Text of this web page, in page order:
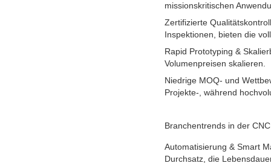
missionskritischen
Zertifizierte
Inspektionen, bieten die
Rapid Prototyping &
Volumenpreisen skalieren.
Niedrige MOQ- und
Projekte-, während
Branchentrends in der
Automatisierung & Smart
Durchsatz, die